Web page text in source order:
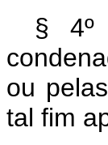
§ 4º
ou
tal fim